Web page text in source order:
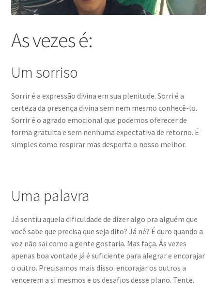
As vezes é:
Um sorriso
Sorrir é a expressão divina em sua plenitude. Sorri é a
certeza da presença divina sem nem mesmo conhecê-lo.
Sorrir é o agrado emocional que podemos oferecer de
forma gratuita e sem nenhuma expectativa de retorno. É
simples como respirar mas desperta o nosso melhor.
Uma palavra
Já sentiu aquela dificuldade de dizer algo pra alguém que
você sabe que precisa que seja dito? Já né? É duro quando a
voz não sai como a gente gostaria. Mas faça. Ás vezes
apenas boa vontade já é suficiente para alegrar e encorajar
o outro. Precisamos mais disso: encorajar os outros a
vencerem a si mesmos e os desafios desse plano. Tente.